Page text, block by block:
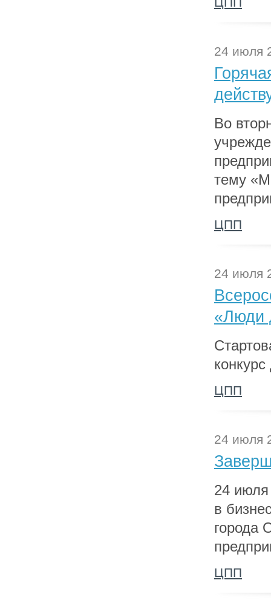
24 июля
Во
тему
ЦПП
24 июля
«Люди
ЦПП
24 июля
24 июля
в
города
ЦПП